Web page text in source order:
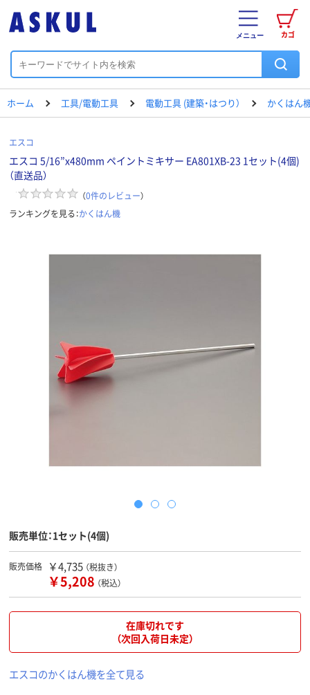
カゴ
メニュー
ホーム 工具/電動工具 電動工具 (建築・はつり） かくはん
エスコ
エスコ 5/16”x480mm ペイントミキサー EA801XB-23 1セット(4個)
（直送品）
（0件のレビュー）
ランキングを見る：かくはん機
販売単位：1セット(4個)
販売価格 ￥4,735 （税抜き）
￥5,208 （税込）
在庫切れです
（次回入荷日未定）
エスコのかくはん機を全て見る